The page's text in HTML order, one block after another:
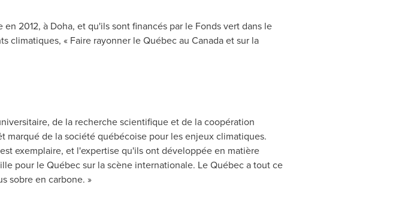
en 2012, à Doha, et qu'ils sont financés par le Fonds vert dans le
climatiques, « Faire rayonner le Québec au Canadaet sur la
de la recherche scientifique et de la coopération
marqué de la société québécoise pour les enjeux climatiques.
exemplaire, et l'expertise qu'ils ont développée en matière
pour le Québec sur la scène internationale. Le Québec a tout ce
sobre en carbone. »